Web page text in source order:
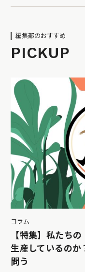
編集部のおすすめ
PICKUP
コラム
【特集】私たち
生産しているのか
問う